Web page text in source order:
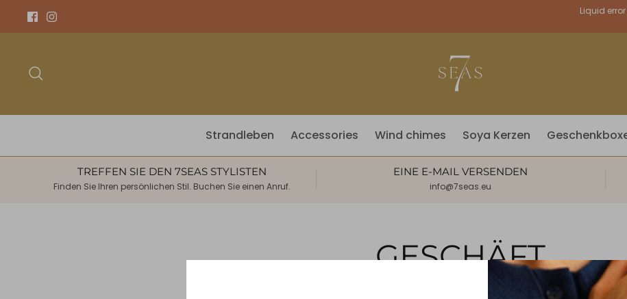
Liquid
Strandleben Accessories Wind chimes Soya Kerzen
TREFFEN SIE DEN 7SEAS STYLISTEN
Finden Sie Ihren persönlichen Stil. Buchen Sie einen Anruf.
EINE E-MAIL VERSENDEN
info@7seas.eu
GESCHÄFT